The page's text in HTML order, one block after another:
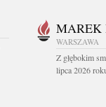
MAREK
WARSZAWA
Z głębokim
lipca 2026